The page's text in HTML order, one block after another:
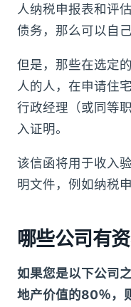
人纳税申报表和评
债务，那么可以自
但是，那些在选定
人的人，在申请住
行政经理（或同等
入证明。
该信函将用于收入
明文件，例如纳税申
哪些公司有
如果您是以下公司
地产价值的80％，